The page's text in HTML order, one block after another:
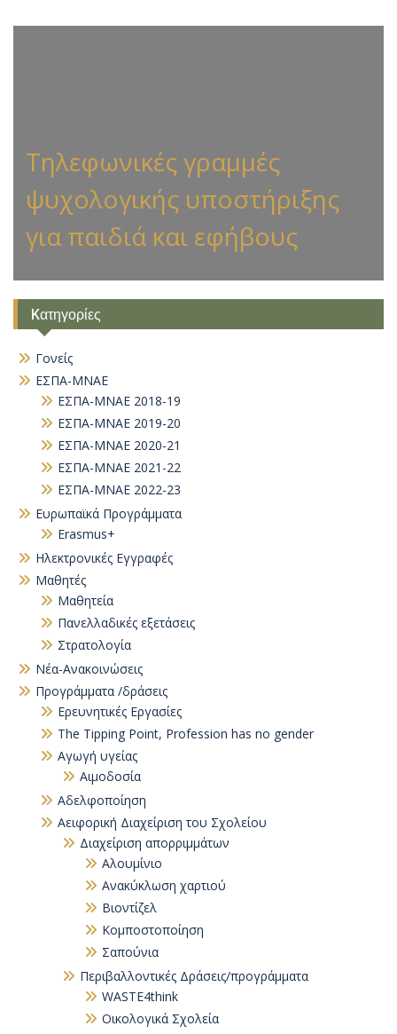
Τηλεφωνικές γραμμές
ψυχολογικής υποστήριξης
για παιδιά και εφήβους
Kατηγορίες
Γονείς
ΕΣΠΑ-ΜΝΑΕ
ΕΣΠΑ-ΜΝΑΕ 2018-19
ΕΣΠΑ-ΜΝΑΕ 2019-20
ΕΣΠΑ-ΜΝΑΕ 2020-21
ΕΣΠΑ-ΜΝΑΕ 2021-22
ΕΣΠΑ-ΜΝΑΕ 2022-23
Ευρωπαϊκά Προγράμματα
Erasmus+
Ηλεκτρονικές Εγγραφές
Μαθητές
Μαθητεία
Πανελλαδικές εξετάσεις
Στρατολογία
Νέα-Ανακοινώσεις
Προγράμματα /δράσεις
Eρευνητικές Εργασίες
The Tipping Point, Profession has no gender
Αγωγή υγείας
Αιμοδοσία
Αδελφοποίηση
Αειφορική Διαχείριση του Σχολείου
Διαχείριση απορριμμάτων
Αλουμίνιο
Ανακύκλωση χαρτιού
Βιοντίζελ
Κομποστοποίηση
Σαπούνια
Περιβαλλοντικές Δράσεις/προγράμματα
WASTE4think
Οικολογικά Σχολεία